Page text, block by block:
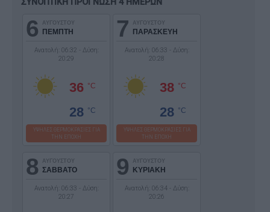
6 ΑΥΓΟΥΣΤΟΥ
ΠΕΜΠΤΗ
Ανατολή: 06:32 - Δύση:
20:29
36 °C
28 °C
ΥΨΗΛΕΣ ΘΕΡΜΟΚΡΑΣΙΕΣ ΓΙΑ
ΤΗΝ ΕΠΟΧΗ
7 ΑΥΓΟΥΣΤΟΥ
ΠΑΡΑΣΚΕΥΗ
Ανατολή: 06:33 - Δύση:
20:28
38 °C
28 °C
ΥΨΗΛΕΣ ΘΕΡΜΟΚΡΑΣΙΕΣ ΓΙΑ
ΤΗΝ ΕΠΟΧΗ
8 ΑΥΓΟΥΣΤΟΥ
ΣΑΒΒΑΤΟ
Ανατολή: 06:33 - Δύση:
20:27
9 ΑΥΓΟΥΣΤΟΥ
ΚΥΡΙΑΚΗ
Ανατολή: 06:34 - Δύση:
20:26